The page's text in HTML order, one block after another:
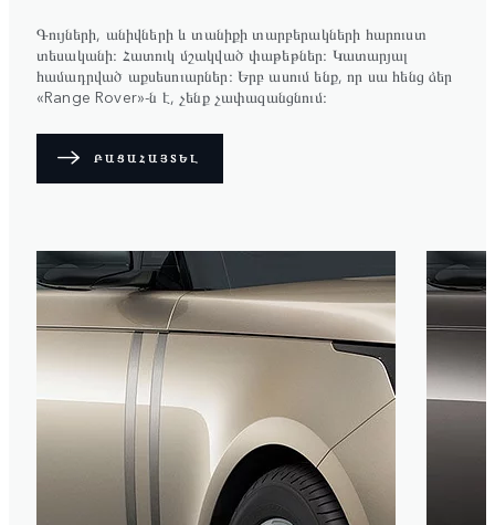
Գույների, անիվների և տանիքի տարբերակների հարուստ
տեսականի։ Հատուկ մշակված փաթեթներ։ Կատարյալ
համադրված աքսեսուարներ։ Երբ ասում ենք, որ սա հենց ձեր
«Range Rover»-ն է, չենք չափազանցնում։
ԲԱՑԱՀԱՅՏԵԼ